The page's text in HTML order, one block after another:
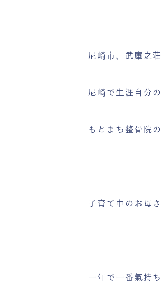
尼崎市、武庫之
尼崎で生涯自分
もとまち整骨院
子育て中のお母
一年で一番氣持